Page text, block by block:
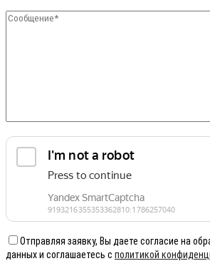
Отправляя заявку, Вы даете согласие на
данных и соглашаетесь с политикой